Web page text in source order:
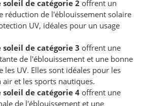
soleil de catégorie 2 offrent un
réduction de l'éblouissement solaire
UV, idéales pour un usage
soleil de catégorie 3 offrent une
de l'éblouissement et une bonne
les UV. Elles sont idéales pour les
et les sports nautiques.
soleil de catégorie 4 offrent une
de l'éblouissement et une